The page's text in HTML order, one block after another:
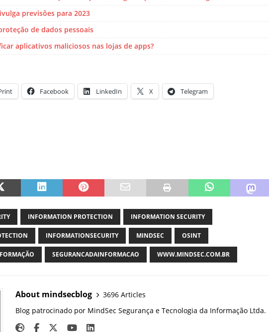
previsões para 2023
de dados pessoais
aplicativos maliciosos nas lojas de apps?
Facebook LinkedIn X Telegram
INFORMATION PROTECTION INFORMATION SECURITY
INFORMATIONSECURITY MINDSEC OSINT
SEGURANCADAINFORMACAO WWW.MINDSEC.COM.BR
About mindsecblog
3696 Articles
Blog patrocinado por MindSec Segurança e Tecnologia da Informação Ltda.